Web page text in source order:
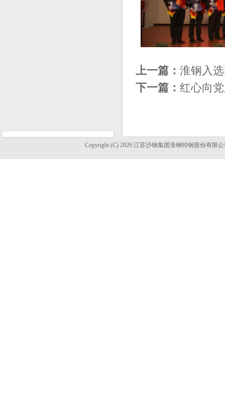
上一篇： 淮钢入
下一篇： 红心向
Copyright (C) 2026 江苏沙钢集团淮钢特钢股份有限